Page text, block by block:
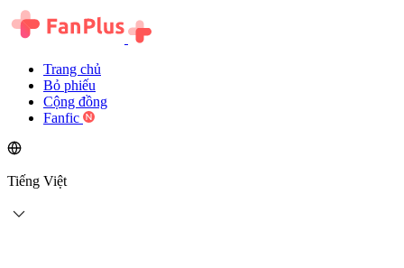
Trang chủ
Bỏ phiếu
Cộng đồng
Fanfic
Tiếng Việt